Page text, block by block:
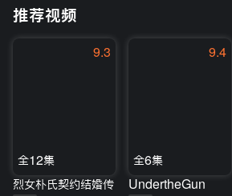
推荐视频
9.3
全12集
烈女朴氏契约结婚传
9.4
全6集
UndertheGun